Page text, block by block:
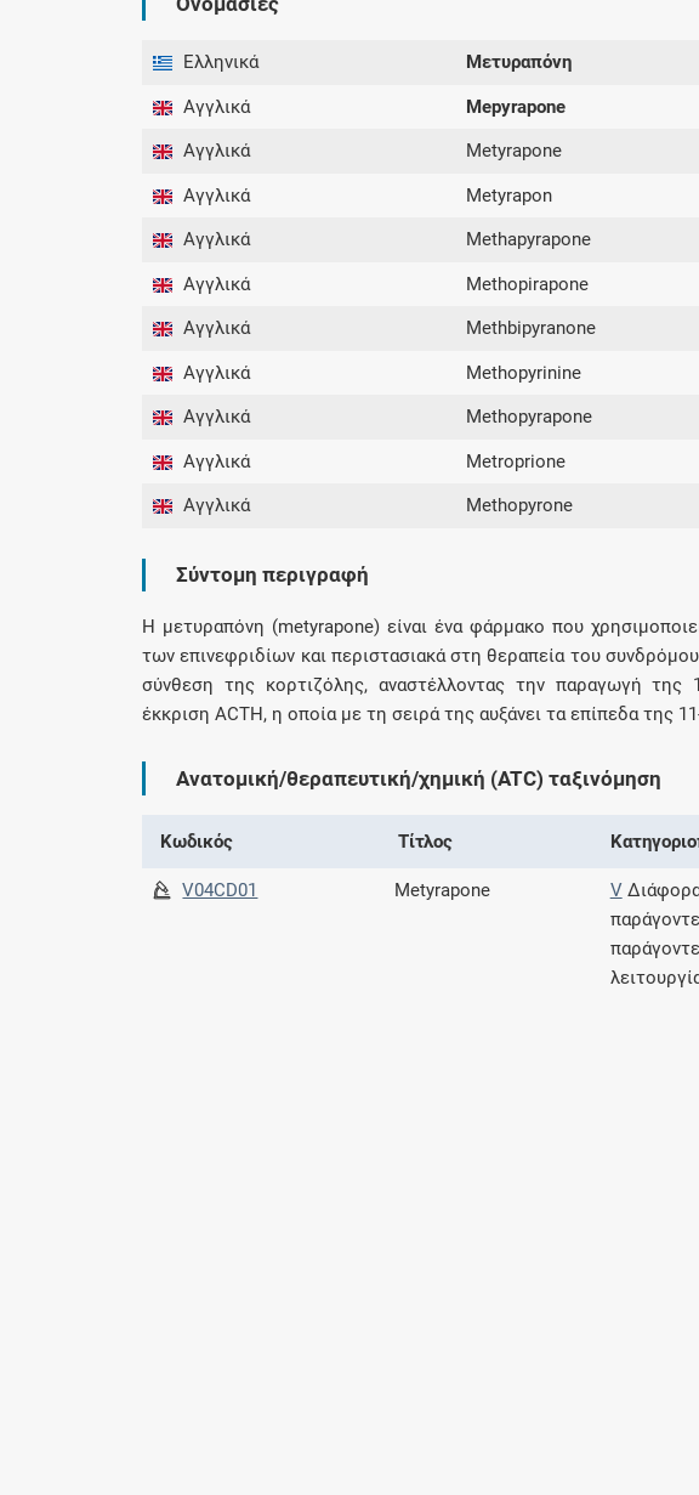
νόσους,
Ελληνικά Μετυραπόνη
Αγγλικά Mepyrapone
Αγγλικά Metyrapone
Αγγλικά Metyrapon
Αγγλικά Methapyrapone
Αγγλικά Methopirapone
Αγγλικά Methbipyranone
Αγγλικά Methopyrinine
Αγγλικά Methopyrapone
Αγγλικά Metroprione
Αγγλικά Methopyrone
Σύντομη περιγραφή
Η μετυραπόνη (metyrapone) είναι ένα φάρμακο που
των επινεφριδίων και περιστασιακά στη θεραπεία του
σύνθεση της κορτιζόλης, αναστέλλοντας την παραγωγή της
έκκριση ACTH, η οποία με τη σειρά της αυξάνει τα επίπεδα της
Ανατομική/θεραπευτική/χημική (ATC) ταξινόμηση
Κωδικός Τίτλος
V04CD01 Metyrapone V